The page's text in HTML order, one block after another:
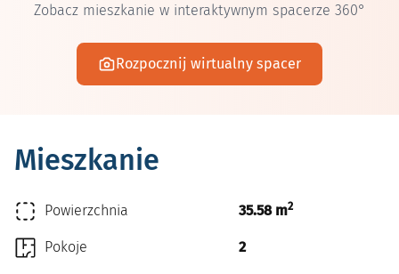
Zobacz mieszkanie w interaktywnym spacerze 360°
Rozpocznij wirtualny spacer
Mieszkanie
Powierzchnia 35.58 m2
Pokoje 2